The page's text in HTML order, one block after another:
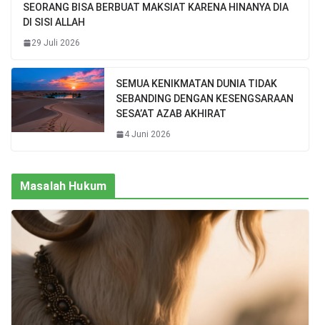
SEORANG BISA BERBUAT MAKSIAT KARENA HINANYA DIA
DI SISI ALLAH
29 Juli 2026
SEMUA KENIKMATAN DUNIA TIDAK
SEBANDING DENGAN KESENGSARAAN
SESA’AT AZAB AKHIRAT
4 Juni 2026
Masalah Hukum